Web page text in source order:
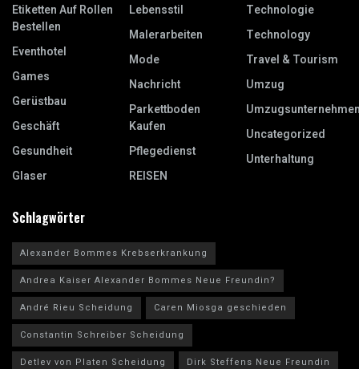
Etiketten Auf Rollen
Bestellen
Eventhotel
Games
Gerüstbau
Geschäft
Gesundheit
Glaser
Lebensstil
Malerarbeiten
Mode
Nachricht
Parkettboden
Kaufen
Pflegedienst
REISEN
Technologie
Technology
Travel & Tourism
Umzug
Uncategorized
Unterhaltung
Schlagwörter
Alexander Bommes Krebserkrankung
Andrea Kaiser Alexander Bommes Neue Freundin?
André Rieu Scheidung
Caren Miosga geschieden
Constantin Schreiber Scheidung
Detlev von Platen Scheidung
Dirk Steffens Neue Freundin